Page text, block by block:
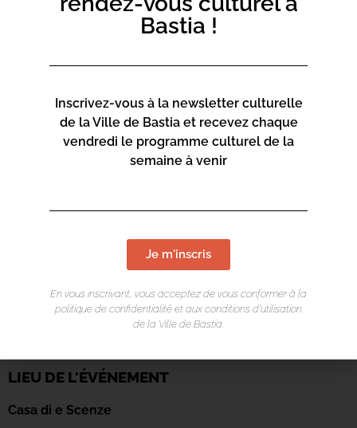
microbiologiste des écosystèmes profonds, de
LIEU DE L'ÉVÉNEMENT
Casa di e Scenze
Bastia !
Inscrivez-vous à la newsletter culturelle
de la Ville de Bastia et recevez chaque
vendredi le programme culturel de la
semaine à venir
Je m'inscris
En vous inscrivant, vous acceptez de vous conformer à la
politique de confidentialité et aux conditions d’utilisation
de la Ville de Bastia.